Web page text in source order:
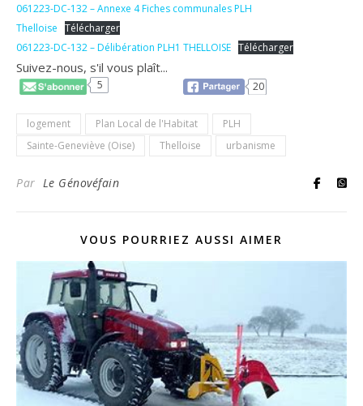
061223-DC-132 – Annexe 4 Fiches communales PLH
Thelloise Télécharger
061223-DC-132 – Délibération PLH1 THELLOISE Télécharger
Suivez-nous, s'il vous plaît...
5 20
logement Plan Local de l'Habitat
PLH
Sainte-Geneviève (Oise)
Thelloise urbanisme
Par Le Génovéfain
VOUS POURRIEZ AUSSI AIMER